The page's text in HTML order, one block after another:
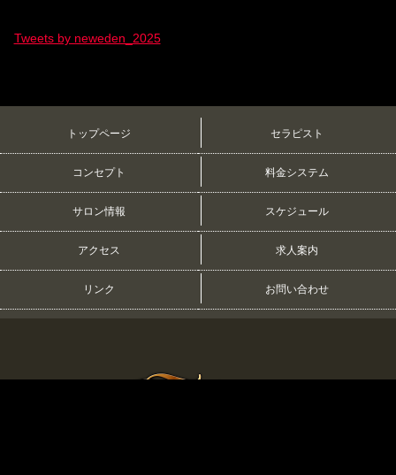
Tweets by neweden_2025
トップページ セラピスト
コンセプト 料金システム
サロン情報 スケジュール
アクセス 求人案内
リンク お問い合わせ